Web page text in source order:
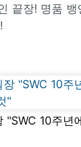
끝장! 명품 뱅
"SWC 10주년